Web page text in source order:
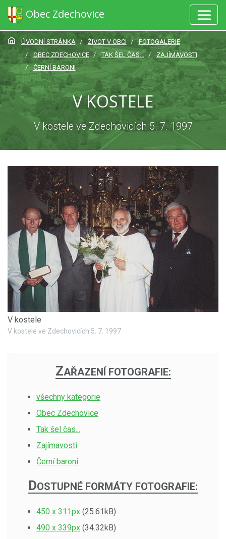
Obec Zdechovice
ÚVODNÍ STRÁNKA ŽIVOT V OBCI
FOTOGALERIE
OBEC ZDECHOVICE
TAK ŠEL ČAS...
ZAJÍMAVOSTI
ČERNÍ BARONI
V KOSTELE
V kostele ve Zdechovicích 5. 7. 1997
V kostele
V kostele ve Zdechovicích 5. 7. 1997
ZAŘAZENÍ FOTOGRAFIE:
všechny kategorie
Obec Zdechovice
Tak šel čas...
Zajímavosti
Černí baroni
DOSTUPNÉ FORMÁTY FOTOGRAFIE:
450 x 311px (25.61kB)
490 x 339px (34.32kB)